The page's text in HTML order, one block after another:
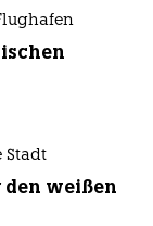
Stadt
den weißen